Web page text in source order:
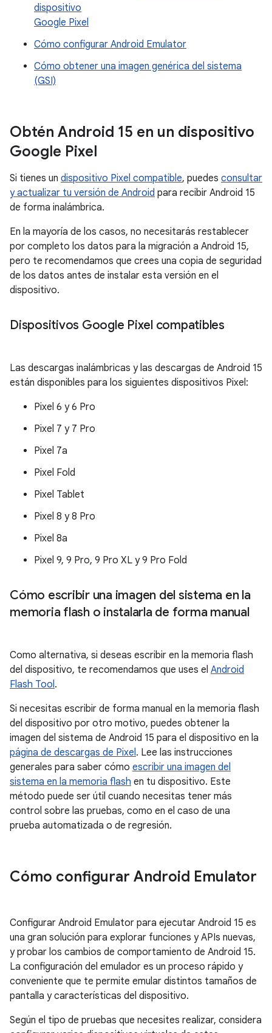
dispositivo
Google Pixel
Cómo configurar Android Emulator
Cómo obtener una imagen genérica del sistema
(GSI)
Obtén Android 15 en un dispositivo
Google Pixel
Si tienes un dispositivo Pixel compatible, puedes consultar
y actualizar tu versión de Android para recibir Android 15
de forma inalámbrica.
En la mayoría de los casos, no necesitarás restablecer
por completo los datos para la migración a Android 15,
pero te recomendamos que crees una copia de seguridad
de los datos antes de instalar esta versión en el
dispositivo.
Dispositivos Google Pixel compatibles
Las descargas inalámbricas y las descargas de Android 15
están disponibles para los siguientes dispositivos Pixel:
Pixel 6 y 6 Pro
Pixel 7 y 7 Pro
Pixel 7a
Pixel Fold
Pixel Tablet
Pixel 8 y 8 Pro
Pixel 8a
Pixel 9, 9 Pro, 9 Pro XL y 9 Pro Fold
Cómo escribir una imagen del sistema en la
memoria flash o instalarla de forma manual
Como alternativa, si deseas escribir en la memoria flash
del dispositivo, te recomendamos que uses el Android
Flash Tool.
Si necesitas escribir de forma manual en la memoria flash
del dispositivo por otro motivo, puedes obtener la
imagen del sistema de Android 15 para el dispositivo en la
página de descargas de Pixel. Lee las instrucciones
generales para saber cómo escribir una imagen del
sistema en la memoria flash en tu dispositivo. Este
método puede ser útil cuando necesitas tener más
control sobre las pruebas, como en el caso de una
prueba automatizada o de regresión.
Cómo configurar Android Emulator
Configurar Android Emulator para ejecutar Android 15 es
una gran solución para explorar funciones y APIs nuevas,
y probar los cambios de comportamiento de Android 15.
La configuración del emulador es un proceso rápido y
conveniente que te permite emular distintos tamaños de
pantalla y características del dispositivo.
Según el tipo de pruebas que necesites realizar, considera